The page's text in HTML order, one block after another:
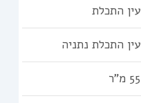
עין התכלת
עין התכלת נתניה
55 מ"ר